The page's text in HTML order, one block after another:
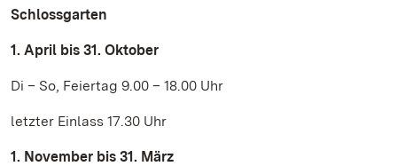
Schlossgarten
1. April bis 31. Oktober
Di – So, Feiertag 9.00 – 18.00 Uhr
letzter Einlass 17.30 Uhr
1. November bis 31. März